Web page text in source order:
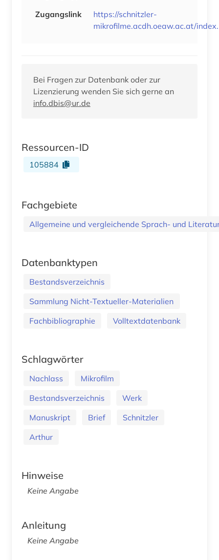
Zugangslink
https://schnitzler-
mikrofilme.acdh.oeaw.ac.at/
Bei Fragen zur Datenbank oder zur
Lizenzierung wenden Sie sich gerne an
info.dbis@ur.de
Ressourcen-ID
105884
Fachgebiete
Allgemeine und vergleichende Sprach- und
Datenbanktypen
Bestandsverzeichnis
Sammlung Nicht-Textueller-Materialien
Fachbibliographie
Volltextdatenbank
Schlagwörter
Nachlass
Mikrofilm
Bestandsverzeichnis
Werk
Manuskript
Brief
Schnitzler
Arthur
Hinweise
Keine Angabe
Anleitung
Keine Angabe